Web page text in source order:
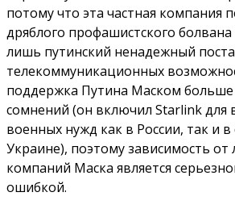
потому что эта частная компания
дряблого профашистского
лишь путинский ненадежный
телекоммуникационных
поддержка Путина Маском
сомнений (он включил Starlink для
военных нужд как в России, так и
Украине), поэтому зависимость от
компаний Маска является
ошибкой.